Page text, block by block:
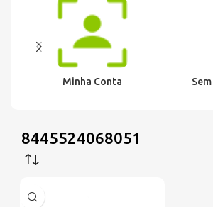
Minha Conta
8445524068051